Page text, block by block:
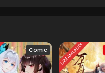
Comic TAMAMLANDI